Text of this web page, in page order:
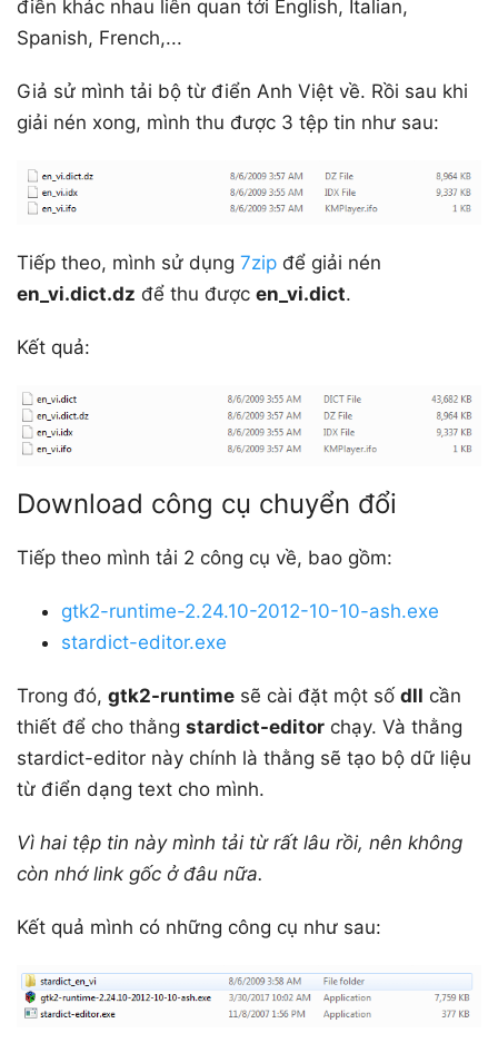
điền khác nhau liên quan tới English, Italian,
Spanish, French,...
Giả sử mình tải bộ từ điển Anh Việt về. Rồi sau khi
giải nén xong, mình thu được 3 tệp tin như sau:
Tiếp theo, mình sử dụng 7zip để giải nén
en_vi.dict.dz để thu được en_vi.dict.
Kết quả:
Download công cụ chuyển đổi
Tiếp theo mình tải 2 công cụ về, bao gồm:
gtk2-runtime-2.24.10-2012-10-10-ash.exe
stardict-editor.exe
Trong đó, gtk2-runtime sẽ cài đặt một số dll cần
thiết để cho thằng stardict-editor chạy. Và thằng
stardict-editor này chính là thằng sẽ tạo bộ dữ liệu
từ điển dạng text cho mình.
Vì hai tệp tin này mình tải từ rất lâu rồi, nên không
còn nhớ link gốc ở đâu nữa.
Kết quả mình có những công cụ như sau: